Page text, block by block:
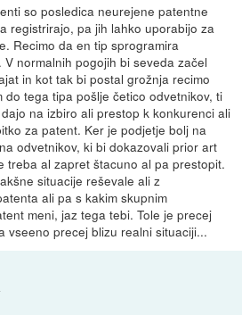
so posledica neurejene patentne
registrirajo, pa jih lahko uporabijo za
Recimo da en tip sprogramira
normalnih pogojih bi seveda začel
in kot tak bi postal grožnja recimo
do tega tipa pošlje četico odvetnikov, ti
na izbiro ali prestop k konkurenci ali
za patent. Ker je podjetje bolj na
odvetnikov, ki bi dokazovali prior art
treba al zapret štacuno al pa prestopit.
situacije reševale ali z
ali pa s kakim skupnim
meni, jaz tega tebi. Tole je precej
vseeno precej blizu realni situaciji...